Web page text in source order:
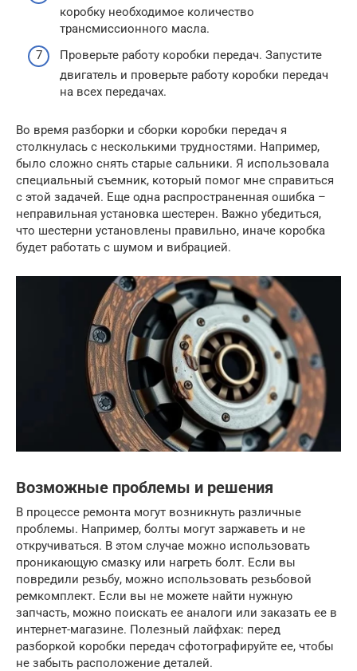
коробку необходимое количество
трансмиссионного масла.
Проверьте работу коробки передач. Запустите
двигатель и проверьте работу коробки передач
на всех передачах.
Во время разборки и сборки коробки передач я
столкнулась с несколькими трудностями. Например,
было сложно снять старые сальники. Я использовала
специальный съемник, который помог мне справиться
с этой задачей. Еще одна распространенная ошибка –
неправильная установка шестерен. Важно убедиться,
что шестерни установлены правильно, иначе коробка
будет работать с шумом и вибрацией.
Возможные проблемы и решения
В процессе ремонта могут возникнуть различные
проблемы. Например, болты могут заржаветь и не
откручиваться. В этом случае можно использовать
проникающую смазку или нагреть болт. Если вы
повредили резьбу, можно использовать резьбовой
ремкомплект. Если вы не можете найти нужную
запчасть, можно поискать ее аналоги или заказать ее в
интернет-магазине. Полезный лайфхак: перед
разборкой коробки передач сфотографируйте ее, чтобы
не забыть расположение деталей.